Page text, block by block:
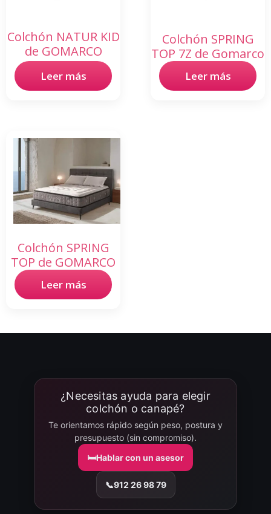
Colchón NATUR KID
de GOMARCO
Leer más
Colchón SPRING
TOP 7Z de Gomarco
Leer más
Colchón SPRING
TOP de GOMARCO
Leer más
¿Necesitas ayuda para elegir
colchón o canapé?
Te orientamos rápido según peso, postura y
presupuesto (sin compromiso).
🛏️Hablar con un asesor
📞912 26 98 79